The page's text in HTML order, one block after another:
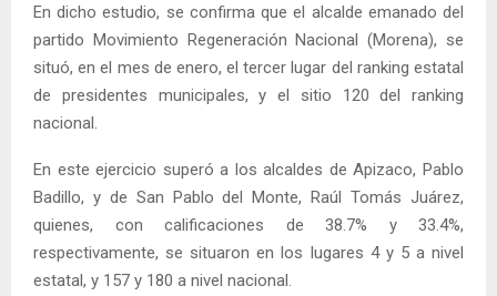
En dicho estudio, se confirma que el alcalde emanado del
partido Movimiento Regeneración Nacional (Morena), se
situó, en el mes de enero, el tercer lugar del ranking estatal
de presidentes municipales, y el sitio 120 del ranking
nacional.
En este ejercicio superó a los alcaldes de Apizaco, Pablo
Badillo, y de San Pablo del Monte, Raúl Tomás Juárez,
quienes, con calificaciones de 38.7% y 33.4%,
respectivamente, se situaron en los lugares 4 y 5 a nivel
estatal, y 157 y 180 a nivel nacional.